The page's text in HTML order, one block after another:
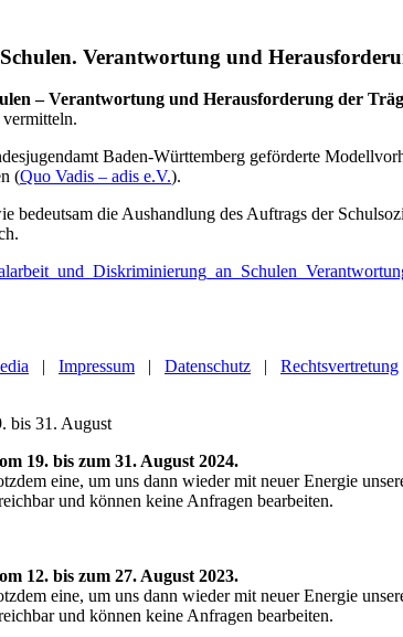
Verantwortung und
– Verantwortung und Herausforderung der
Baden-Württemberg geförderte
(Quo Vadis – adis e.V.).
die Aushandlung des Auftrags der
| Impressum | Datenschutz | Rechtsvertretung
Vom 19. bis zum 31. August 2024.
eine, um uns dann wieder mit neuer Energie
und können keine Anfragen bearbeiten.
Vom 12. bis zum 27. August 2023.
eine, um uns dann wieder mit neuer Energie
und können keine Anfragen bearbeiten.